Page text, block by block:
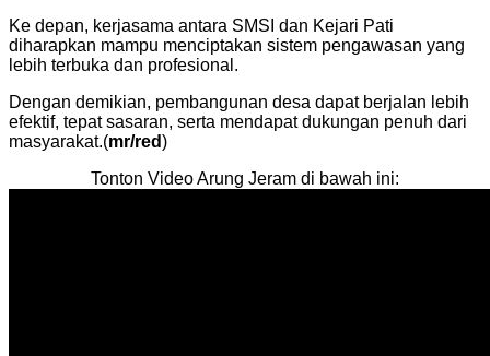
Ke depan, kerjasama antara SMSI dan Kejari Pati
diharapkan mampu menciptakan sistem pengawasan yang
lebih terbuka dan profesional.
Dengan demikian, pembangunan desa dapat berjalan lebih
efektif, tepat sasaran, serta mendapat dukungan penuh dari
masyarakat.(mr/red )
Tonton Video Arung Jeram di bawah ini: